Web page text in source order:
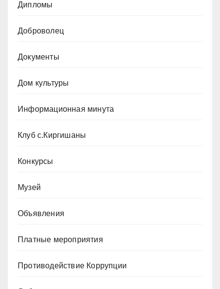
Дипломы
Доброволец
Документы
Дом культуры
Информационная минута
Клуб с.Киргишаны
Конкурсы
Музей
Объявления
Платные мероприятия
Противодействие Коррупции